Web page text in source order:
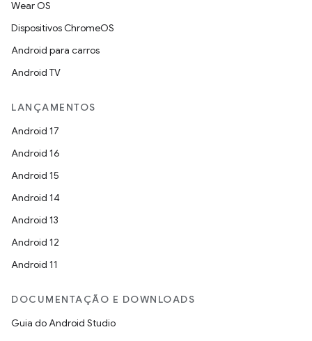
Wear OS
Dispositivos ChromeOS
Android para carros
Android TV
LANÇAMENTOS
Android 17
Android 16
Android 15
Android 14
Android 13
Android 12
Android 11
DOCUMENTAÇÃO E DOWNLOADS
Guia do Android Studio